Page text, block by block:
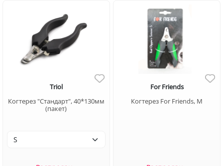
Triol
Когтерез "Стандарт", 40*130мм
(пакет)
For Friends
Когтерез For Friends, М